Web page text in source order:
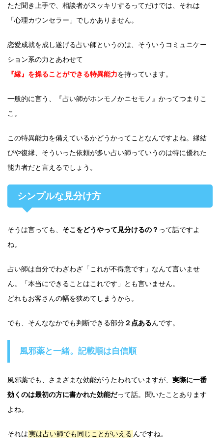
ただ聞き上手で、相談者がスッキリするってだけでは、それは
「心理カウンセラー」でしかありません。
恋愛成就を成し遂げる占い師というのは、そういうコミュニケー
ション系の力とあわせて
『縁』を操ることができる特異能力を持っています。
一般的に言う、『占い師がホンモノかニセモノ』かってつまりこ
こ。
この特異能力を備えているかどうかってことなんですよね。縁結
びや復縁、そういった依頼が多い占い師っていうのは特に優れた
能力者だと言えるでしょう。
シンプルな見分け方
そうは言っても、 そこをどうやって見分けるの？ って話ですよ
ね。
占い師は自分でわざわざ「これが不得意です」なんて言いませ
ん。「本当にできることはこれです」とも言いません。
どれもお客さんの幅を狭めてしまうから。
でも、そんななかでも判断できる部分２点あるんです。
風邪薬と一緒。記載順は自信順
風邪薬でも、さまざまな効能がうたわれていますが、 実際に一番
効くのは最初の方に書かれた効能だって話。聞いたことあります
よね。
それは実は占い師でも同じことがいえる んですね。